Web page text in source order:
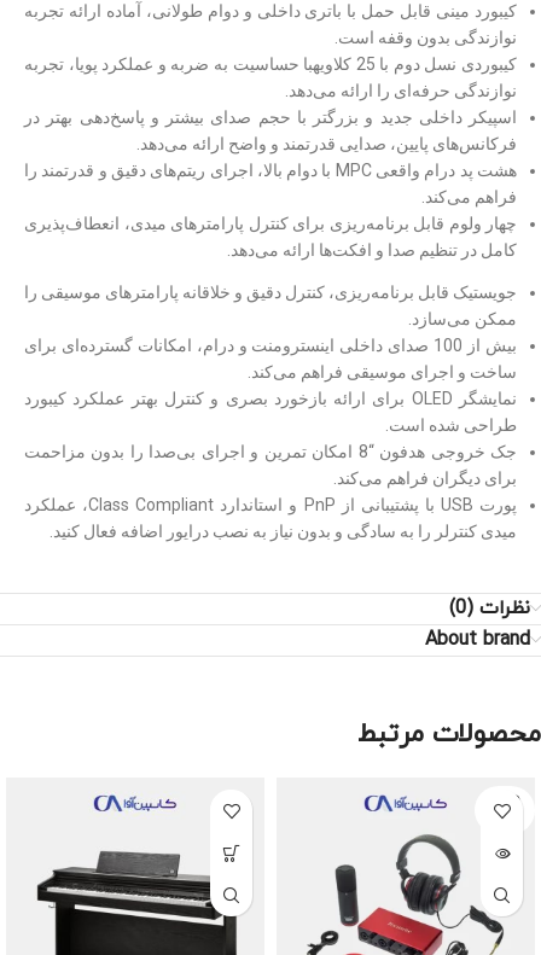
کیبورد مینی قابل حمل با باتری داخلی و دوام طولانی، آماده ارائه تجربه
نوازندگی بدون وقفه است.
کیبوردی نسل دوم با 25 کلاویهبا حساسیت به ضربه و عملکرد پویا، تجربه
نوازندگی حرفه‌ای را ارائه می‌دهد.
اسپیکر داخلی جدید و بزرگتر با حجم صدای بیشتر و پاسخ‌دهی بهتر در
فرکانس‌های پایین، صدایی قدرتمند و واضح ارائه می‌دهد.
هشت پد درام واقعی MPC با دوام بالا، اجرای ریتم‌های دقیق و قدرتمند را
فراهم می‌‎کند.
چهار ولوم قابل برنامه‌ریزی برای کنترل پارامترهای میدی، انعطاف‌پذیری
کامل در تنظیم صدا و افکت‌ها ارائه می‌دهد.
جویستیک قابل برنامه‌ریزی، کنترل دقیق و خلاقانه پارامترهای موسیقی را
ممکن می‌سازد.
بیش از 100 صدای داخلی اینسترومنت و درام، امکانات گسترده‌ای برای
ساخت و اجرای موسیقی فراهم می‌کند.
نمایشگر OLED برای ارائه بازخورد بصری و کنترل بهتر عملکرد کیبورد
طراحی شده است.
جک خروجی هدفون“
8 امکان تمرین و اجرای بی‌صدا را بدون مزاحمت
برای دیگران فراهم می‌کند.
پورت USB با پشتیبانی از PnP و استاندارد Class Compliant، عملکرد
میدی کنترلر را به سادگی و بدون نیاز به نصب درایور اضافه فعال کنید.
نظرات (0)
About brand
محصولات مرتبط
SOLD
OUT